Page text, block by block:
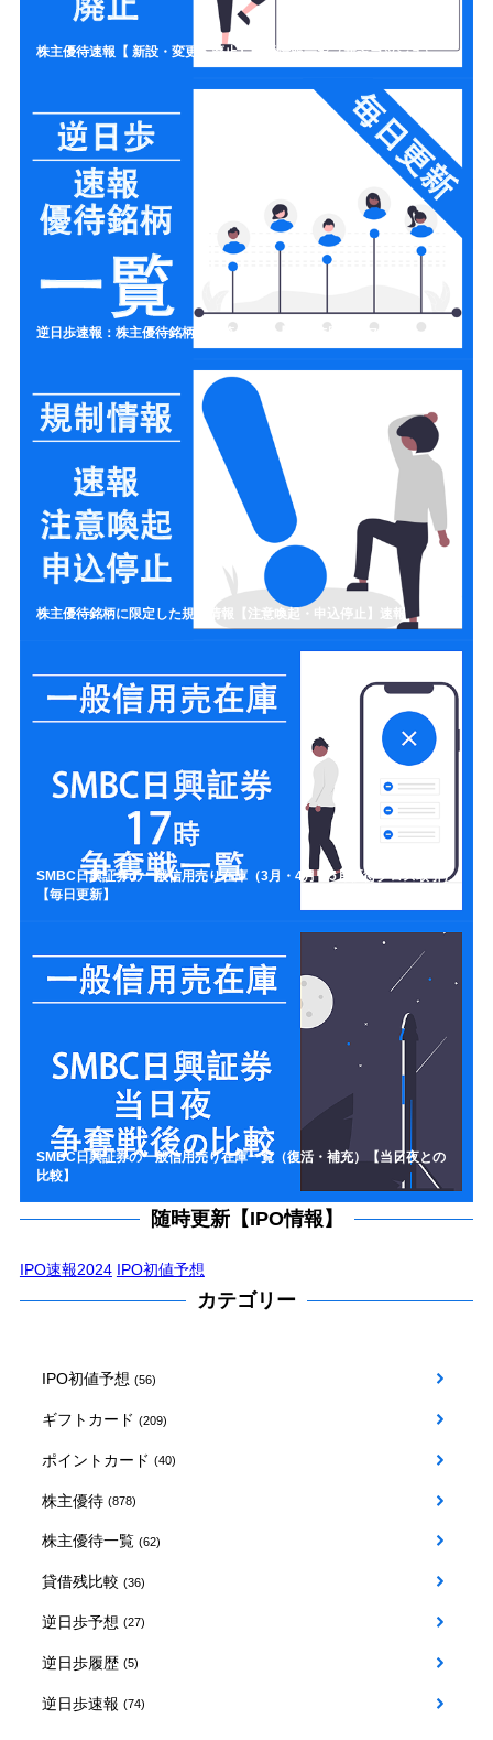
株主優待速報【 新設・変更・廃止】開示情報一覧（新設ラッシュ）
逆日歩速報：株主優待銘柄の一覧リスト【制度信用クロス取引】
株主優待銘柄に限定した規制情報【注意喚起・申込停止】速報
SMBC日興証券の一般信用売り在庫（3月・4月・5月優待クロス取引）
【毎日更新】
SMBC日興証券の一般信用売り在庫一覧（復活・補充）【当日夜との
比較】
随時更新【IPO情報】
IPO速報2024 IPO初値予想
カテゴリー
IPO初値予想 (56)
ギフトカード (209)
ポイントカード (40)
株主優待 (878)
株主優待一覧 (62)
貸借残比較 (36)
逆日歩予想 (27)
逆日歩履歴 (5)
逆日歩速報 (74)